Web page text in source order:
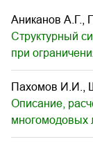
Аниканов А.Г.,
Структурный
при
Пахомов И.И.,
Описание,
многомодовых